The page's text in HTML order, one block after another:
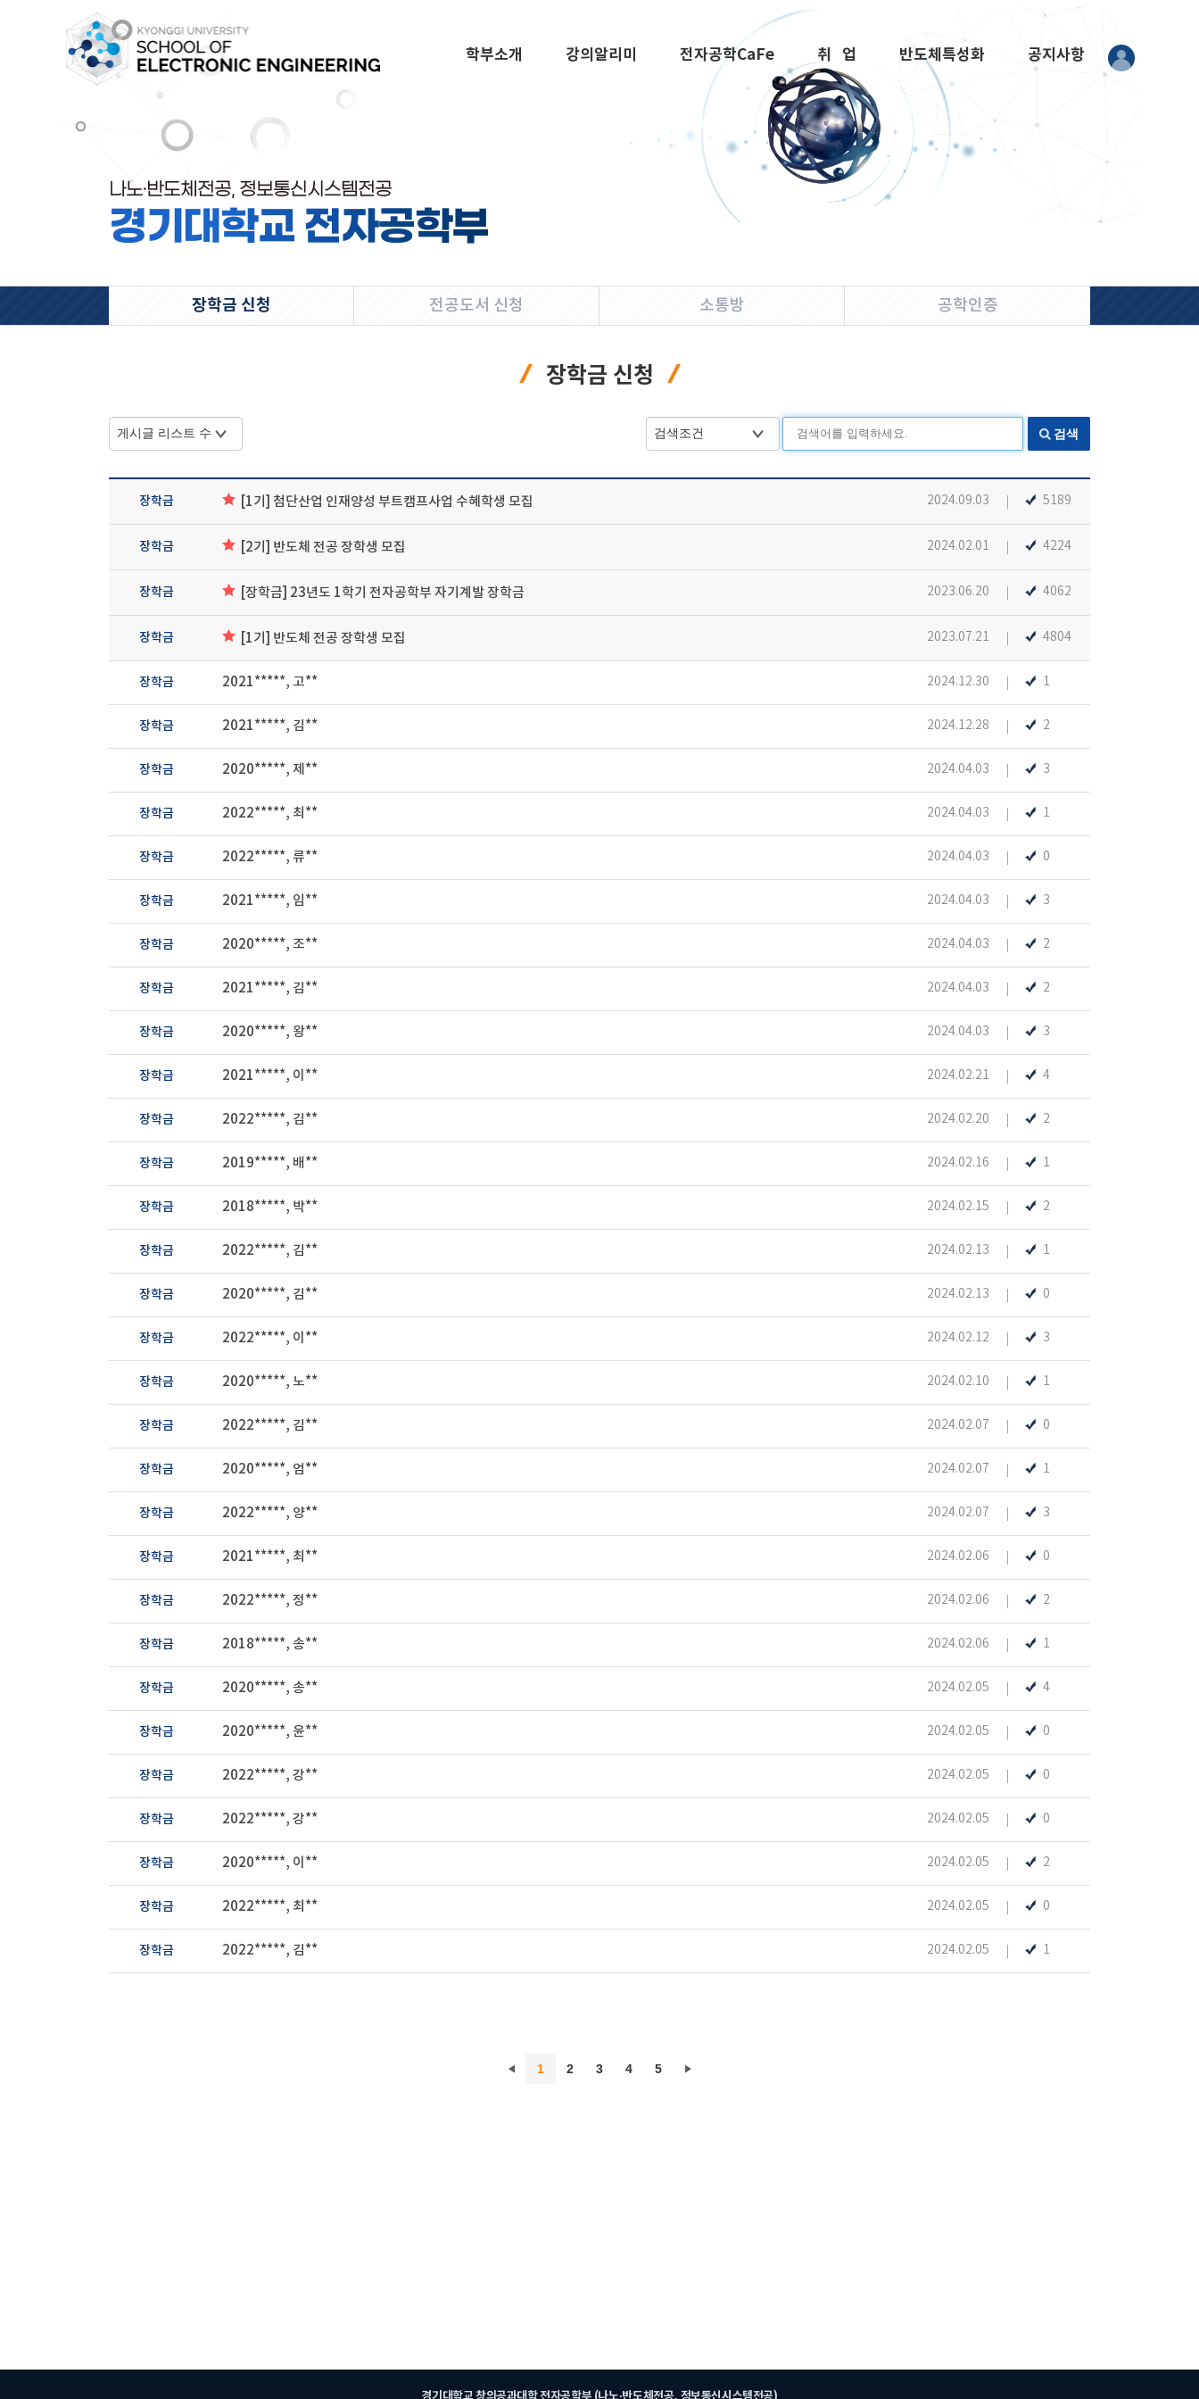
학부소개 강의알리미 전자공학CaFe 취 업 반도체특성화 공지사항
나노·반도체전공, 정보통신시스템전공
경기대학교 전자공학부
장학금 신청 전공도서 신청 소통방 공학인증
장학금 신청
검색
장학금 [1기] 첨단산업 인재양성 부트캠프사업 수혜학생 모집 2024.09.03 5189
장학금 [2기] 반도체 전공 장학생 모집 2024.02.01 4224
장학금 [장학금] 23년도 1학기 전자공학부 자기계발 장학금 2023.06.20 4062
장학금 [1기] 반도체 전공 장학생 모집 2023.07.21 4804
장학금 2021*****, 고** 2024.12.30 1
장학금 2021*****, 김** 2024.12.28 2
장학금 2020*****, 제** 2024.04.03 3
장학금 2022*****, 최** 2024.04.03 1
장학금 2022*****, 류** 2024.04.03 0
장학금 2021*****, 임** 2024.04.03 3
장학금 2020*****, 조** 2024.04.03 2
장학금 2021*****, 김** 2024.04.03 2
장학금 2020*****, 왕** 2024.04.03 3
장학금 2021*****, 이** 2024.02.21 4
장학금 2022*****, 김** 2024.02.20 2
장학금 2019*****, 배** 2024.02.16 1
장학금 2018*****, 박** 2024.02.15 2
장학금 2022*****, 김** 2024.02.13 1
장학금 2020*****, 김** 2024.02.13 0
장학금 2022*****, 이** 2024.02.12 3
장학금 2020*****, 노** 2024.02.10 1
장학금 2022*****, 김** 2024.02.07 0
장학금 2020*****, 엄** 2024.02.07 1
장학금 2022*****, 양** 2024.02.07 3
장학금 2021*****, 최** 2024.02.06 0
장학금 2022*****, 정** 2024.02.06 2
장학금 2018*****, 송** 2024.02.06 1
장학금 2020*****, 송** 2024.02.05 4
장학금 2020*****, 윤** 2024.02.05 0
장학금 2022*****, 강** 2024.02.05 0
장학금 2022*****, 강** 2024.02.05 0
장학금 2020*****, 이** 2024.02.05 2
장학금 2022*****, 최** 2024.02.05 0
장학금 2022*****, 김** 2024.02.05 1
1 2 3 4 5